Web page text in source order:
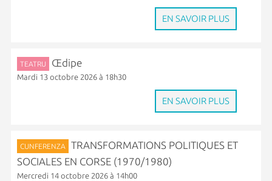
EN SAVOIR PLUS
TEATRU Œdipe
Mardi 13 octobre 2026 à 18h30
EN SAVOIR PLUS
CUNFERENZA
TRANSFORMATIONS POLITIQUES ET
SOCIALES EN CORSE (1970/1980)
Mercredi 14 octobre 2026 à 14h00